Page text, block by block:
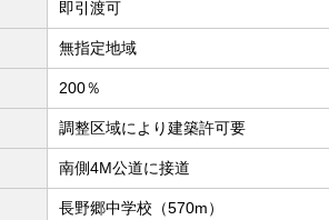
即引渡可
無指定地域
200％
調整区域により建築許可要
南側4M公道に接道
長野郷中学校（570m）